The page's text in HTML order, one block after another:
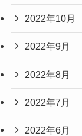
2022年10月
2022年9月
2022年8月
2022年7月
2022年6月